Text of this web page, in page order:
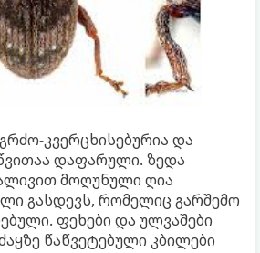
კვერცხისებურია და
დაფარული. ზედა
მოღუნული ღია
გასდევს, რომელიც გარშემო
ფეხები და ულვაშები
წაწვეტებული კბილები